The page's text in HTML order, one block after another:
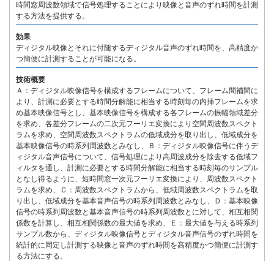
時間窓周波数領域で信号処理することにより映像と音声のずれ時間を計測
する方法を提供する。
効果
ディジタル映像とそれに付随するディジタル音声のずれ時間を、高精度か
つ簡便に計測することが可能になる。
技術概要
Ａ：ディジタル映像信号を構成するフレームについて、フレーム間補間に
より、計測に必要とする時間分解能に相当する時刻毎の内挿フレームを求
め基本映像信号とし、基本映像信号を構成する各フレームの振幅領域差分
を求め、各差分フレームの二次元フーリエ変換により空間周波数スペクト
ラムを求め、空間周波数スペクトラムの低域成分を取り出し、低域成分を
基本映像信号の時系列周波数とみなし、Ｂ：ディジタル映像信号に伴うデ
ィジタル音声信号について、信号処理により高周波成分を除去する低域フ
ィルタを通し、計測に必要とする時間分解能に相当する時刻毎のサンプル
となし得るように、短時間窓一次元フーリエ変換により、周波数スペクト
ラムを求め、Ｃ：周波数スペクトラムから、低域周波数スペクトラムを取
り出し、低域成分を基本音声信号の時系列周波数とみなし、Ｄ：基本映像
信号の時系列周波数と基本音声信号の時系列周波数とに対して、相互相関
係数を計算し、相互相関係数の最大値を求め、Ｅ：最大値を与える時系列
サンプル数から、ディジタル映像信号とディジタル音声信号のずれ時間を
統計的に同定し計測する映像と音声のずれ時間を高精度かつ簡便に計測す
る方法にする。